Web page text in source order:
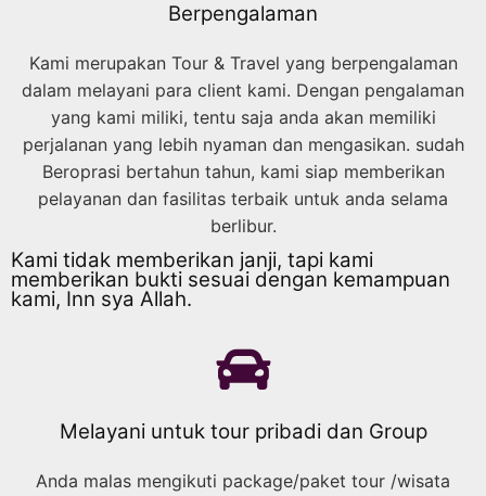
Berpengalaman
Kami merupakan Tour & Travel yang berpengalaman
dalam melayani para client kami. Dengan pengalaman
yang kami miliki, tentu saja anda akan memiliki
perjalanan yang lebih nyaman dan mengasikan. sudah
Beroprasi bertahun tahun, kami siap memberikan
pelayanan dan fasilitas terbaik untuk anda selama
berlibur.
Kami tidak memberikan janji, tapi kami
memberikan bukti sesuai dengan kemampuan
kami, Inn sya Allah.
Melayani untuk tour pribadi dan Group
Anda malas mengikuti package/paket tour /wisata